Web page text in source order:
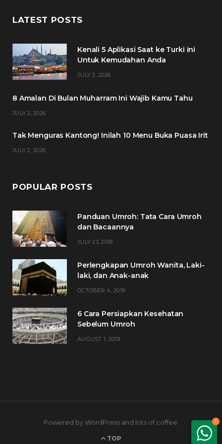
1
c
b
t
a
e
LATEST POSTS
Kenali 5 Aplikasi Saat ke Turki ini
Untuk Kemudahan Anda
JULY 2, 2026
8 Amalan Di Bulan Muharram Ini Wajib Kamu Tahu
JULY 2, 2026
Tak Menguras Kantong! Inilah 10 Menu Buka Puasa Irit
JULY 2, 2026
POPULAR POSTS
Panduan Umroh: Tata Cara Umroh
dan Bacaannya
JULY 23, 2019
Perlengkapan Umroh Wanita, Laki-
laki, dan Anak-anak
OCTOBER 4, 2019
6 Cara Persiapkan Kesehatan
Sebelum Umroh
AUGUST 1, 2019
Powered by WordPress and lots of coffee.
TOP